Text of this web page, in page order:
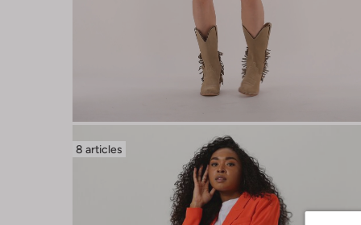
8 articles